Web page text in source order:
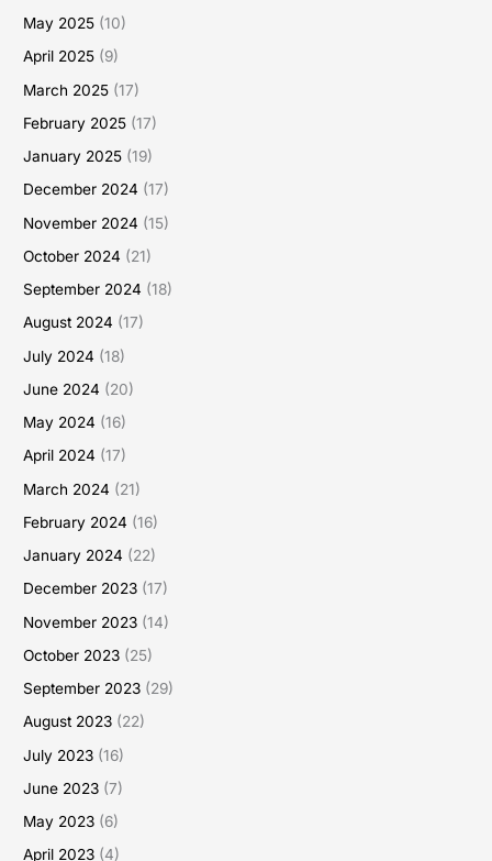
May 2025 (10)
April 2025 (9)
March 2025 (17)
February 2025 (17)
January 2025 (19)
December 2024 (17)
November 2024 (15)
October 2024 (21)
September 2024 (18)
August 2024 (17)
July 2024 (18)
June 2024 (20)
May 2024 (16)
April 2024 (17)
March 2024 (21)
February 2024 (16)
January 2024 (22)
December 2023 (17)
November 2023 (14)
October 2023 (25)
September 2023 (29)
August 2023 (22)
July 2023 (16)
June 2023 (7)
May 2023 (6)
April 2023 (4)